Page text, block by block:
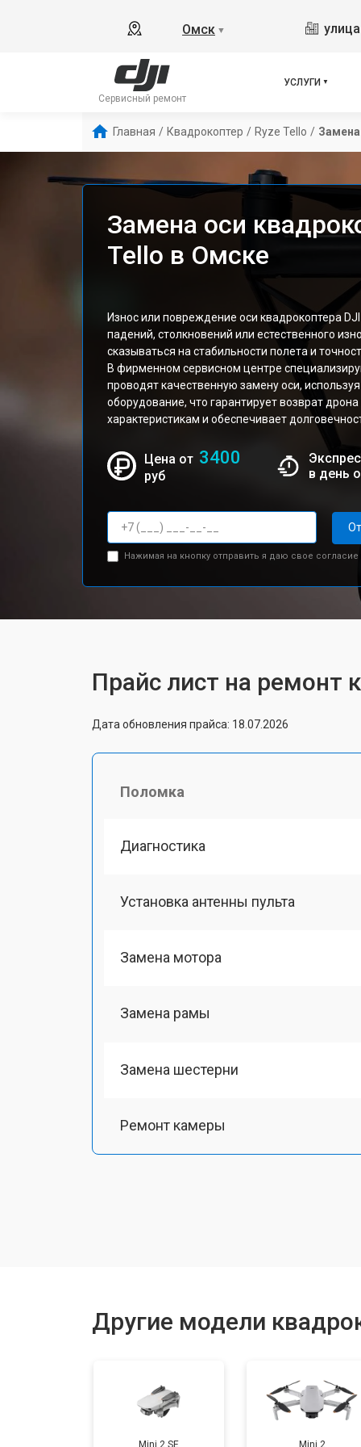
Омск ▼
Сервисный ремонт
УСЛУГИ
Главная / Квадрокоптер / Ryze Tello /
Замена оси
Tello в Омске
Износ или повреждение оси квадрокоптера
падений, столкновений или естественного
сказываться на стабильности полета и
В фирменном сервисном центре
проводят качественную замену оси,
оборудование, что гарантирует возврат
характеристикам и обеспечивает
Цена от 3400
руб
в день
Нажимая на кнопку отправить я даю свое согласие
Прайс лист на ремонт
Дата обновления прайса: 18.07.2026
Поломка
Диагностика
Установка антенны пульта
Замена мотора
Замена рамы
Замена шестерни
Ремонт камеры
Замена аккумулятора
Другие модели
Mini 2 SE Mini 2